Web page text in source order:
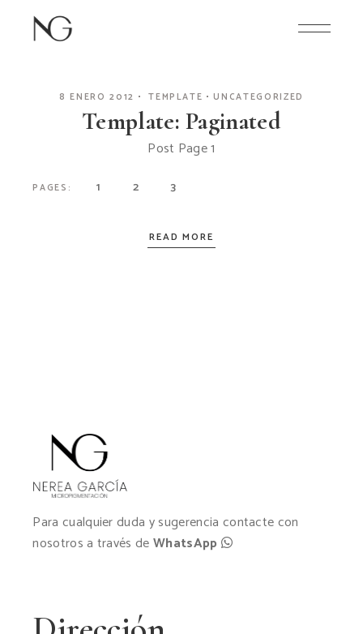
content
8 ENERO 2012 TEMPLATE UNCATEGORIZED
Template: Paginated
Post Page 1
PAGES: 1 2 3
READ MORE
Para cualquier duda y sugerencia contacte con
nosotros a través deWhatsApp